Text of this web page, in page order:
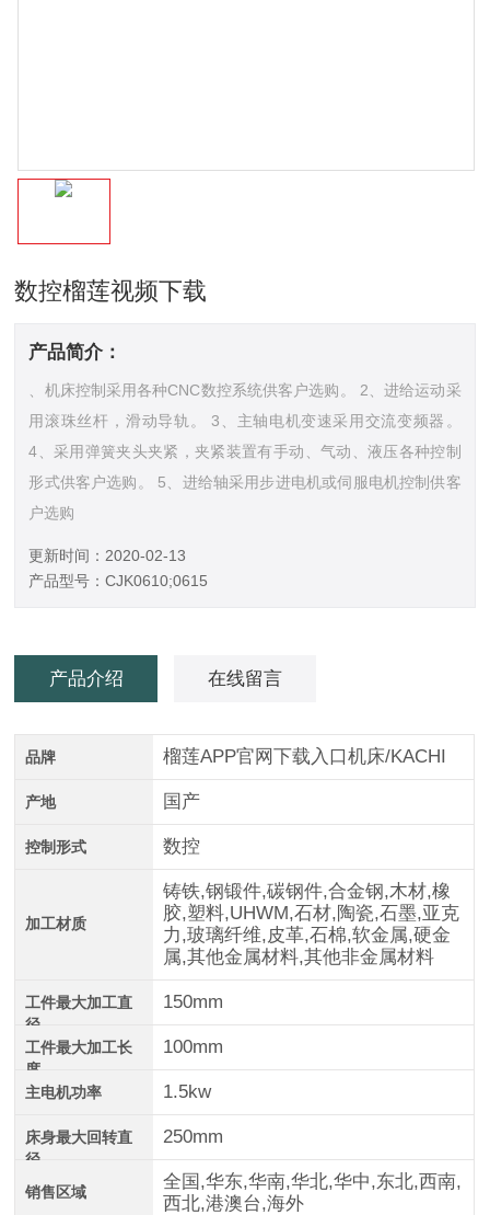
数控榴莲视频下载
产品简介：
、机床控制采用各种CNC数控系统供客户选购。 2、进给运动采
用滚珠丝杆，滑动导轨。 3、主轴电机变速采用交流变频器。
4、采用弹簧夹头夹紧，夹紧装置有手动、气动、液压各种控制
形式供客户选购。 5、进给轴采用步进电机或伺服电机控制供客
户选购
更新时间：2020-02-13
产品型号：CJK0610;0615
产品介绍 在线留言
品牌 榴莲APP官网下载入口机床/KACHI
产地 国产
控制形式 数控
加工材质
铸铁,钢锻件,碳钢件,合金钢,木材,橡
胶,塑料,UHWM,石材,陶瓷,石墨,亚克
力,玻璃纤维,皮革,石棉,软金属,硬金
属,其他金属材料,其他非金属材料
工件最大加工直
径
150mm
工件最大加工长
度
100mm
主电机功率 1.5kw
床身最大回转直
径
250mm
销售区域
全国,华东,华南,华北,华中,东北,西南,
西北,港澳台,海外